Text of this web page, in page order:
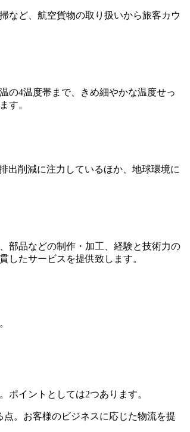
など、航空貨物の取り扱いから旅客カウ
の4温度帯まで、きめ細やかな温度せっ
す。
出削減に注力しているほか、地球環境に
部品などの制作・加工、経験と技術力の
したサービスを提供致します。
ポイントとしては2つあります。
。お客様のビジネスに応じた物流を提